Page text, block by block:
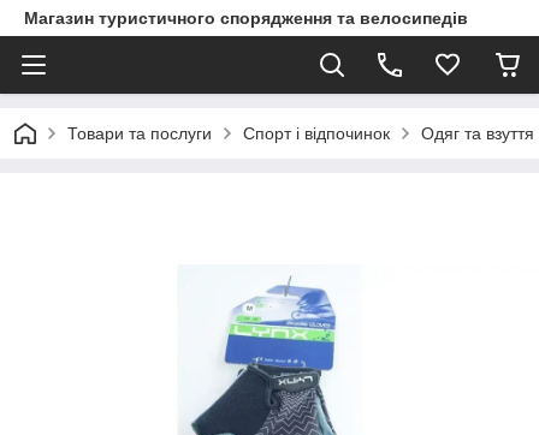
Магазин туристичного спорядження та велосипедів
Товари та послуги Спорт і відпочинок Одяг та